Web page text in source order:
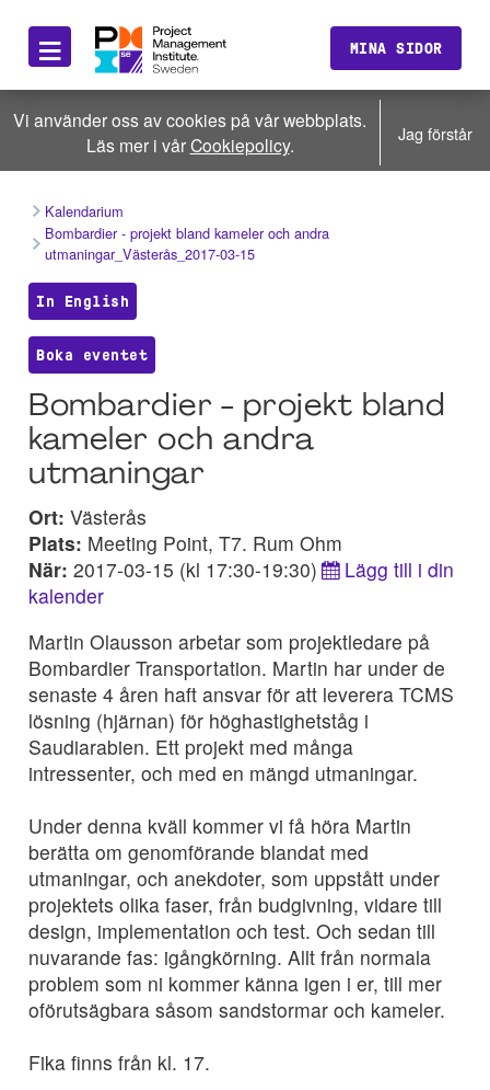
≡ MINA SIDOR
Vi använder oss av cookies på vår webbplats.
Läs mer i vårCookiepolicy. Jag förstår
Kalendarium
Bombardier - projekt bland kameler och andra
utmaningar_Västerås_2017-03-15
In English
Boka eventet
Bombardier - projekt bland
kameler och andra
utmaningar
Ort: Västerås
Plats: Meeting Point, T7. Rum Ohm
När: 2017-03-15 (kl 17:30-19:30)
Lägg till i din
kalender
Martin Olausson arbetar som projektledare på
Bombardier Transportation. Martin har under de
senaste 4 åren haft ansvar för att leverera TCMS
lösning (hjärnan) för höghastighetståg i
Saudiarabien. Ett projekt med många
intressenter, och med en mängd utmaningar.
Under denna kväll kommer vi få höra Martin
berätta om genomförande blandat med
utmaningar, och anekdoter, som uppstått under
projektets olika faser, från budgivning, vidare till
design, implementation och test. Och sedan till
nuvarande fas: igångkörning. Allt från normala
problem som ni kommer känna igen i er, till mer
oförutsägbara såsom sandstormar och kameler.
Fika finns från kl. 17.